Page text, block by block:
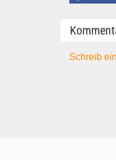
Schreib